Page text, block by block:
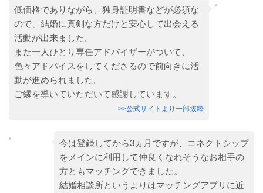
低価格でありながら、独身証明書などが必須な
ので、結婚に真剣な方だけと安心して出会える
活動が出来ました。
また一人ひとり専任アドバイザーがついて、
色々アドバイスをしてくださるので前向きに活
動が進められました。
ご縁を導いていただいて感謝しています。
>>公式サイトより一部抜粋
今は登録してから3ヵ月ですが、コネクトシップ
をメインに利用して仲良くなれそうなお相手の
方ともマッチングできました。
結婚相談所というよりはマッチングアプリに近